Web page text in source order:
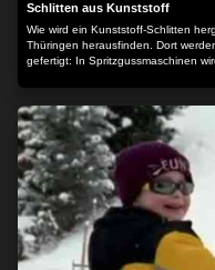
Schlitten aus Kunststoff
Wie wird ein Kunststoff-Schlitten
Thüringen herausfinden. Dort
gefertigt: In Spritzgussmaschinen
daraus ein Schlitten, den man